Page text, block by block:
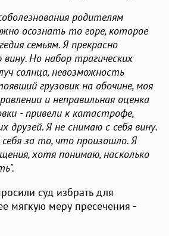
родителям
осознать то горе, которое
семьям. Я прекрасно
Но набор трагических
солнца, невозможность
грузовик на обочине, моя
и неправильная оценка
- привели к катастрофе,
друзей. Я не снимаю с себя вину.
за то, что произошло. Я
хотя понимаю, насколько
суд избрать для
мягкую меру пресечения -